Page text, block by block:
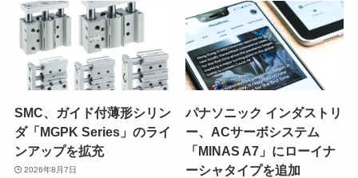
SMC、ガイド付薄形シリン
ダ「MGPK Series」のライ
ンアップを拡充
2026年8月7日
パナソニック インダストリ
ー、ACサーボシステム
「MINAS A7」にローイナ
ーシャタイプを追加